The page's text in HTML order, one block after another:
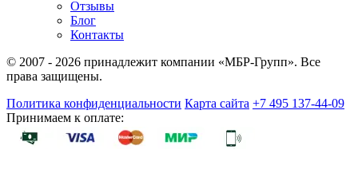
Отзывы
Блог
Контакты
© 2007 - 2026 принадлежит компании «МБР-Групп». Все
права защищены.
Политика конфиденциальности Карта сайта +7 495 137-44-09
Принимаем к оплате: